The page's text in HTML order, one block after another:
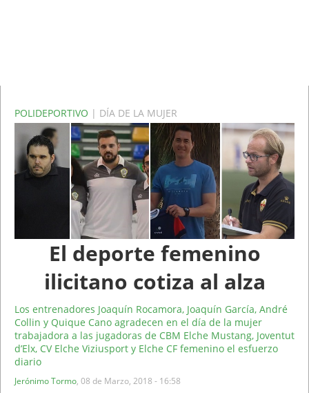
POLIDEPORTIVO | DÍA DE LA MUJER
El deporte femenino
ilicitano cotiza al alza
Los entrenadores Joaquín Rocamora, Joaquín García, André
Collin y Quique Cano agradecen en el día de la mujer
trabajadora a las jugadoras de CBM Elche Mustang, Joventut
d’Elx, CV Elche Viziusport y Elche CF femenino el esfuerzo
diario
Jerónimo Tormo, 08 de Marzo, 2018 - 16:58